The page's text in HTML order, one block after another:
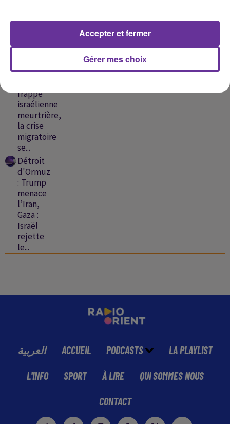
détroit
vers un...
frappe
israélienne
meurtrière,
la crise
migratoire
se...
Détroit
d'Ormuz
: Trump
menace
l’Iran,
Gaza :
Israël
rejette
le...
العربية ACCUEIL PODCASTS LA PLAYLIST
L'INFO SPORT À LIRE QUI SOMMES NOUS
CONTACT
Gérer mes choix
Accepter et fermer